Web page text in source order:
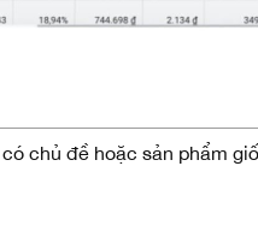
chủ đề hoặc sản phẩm